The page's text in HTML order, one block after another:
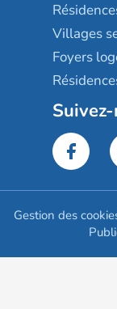
Villages
Foyers
Gestion des